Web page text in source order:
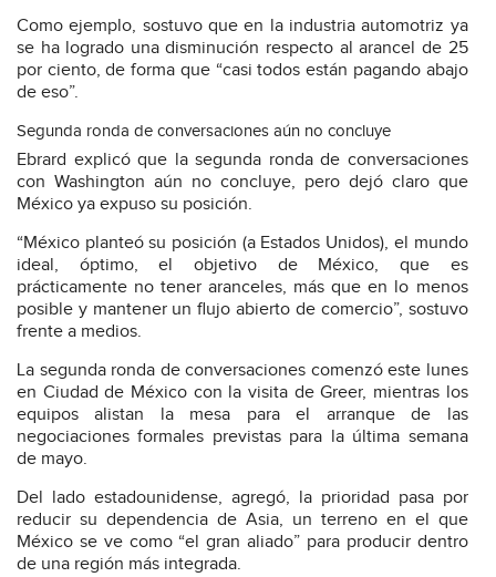
Como ejemplo, sostuvo que en la industria automotriz ya
se ha logrado una disminución respecto al arancel de 25
por ciento, de forma que “casi todos están pagando abajo
de eso”.
Segunda ronda de conversaciones aún no concluye
Ebrard explicó que la segunda ronda de conversaciones
con Washington aún no concluye, pero dejó claro que
México ya expuso su posición.
“México planteó su posición (a Estados Unidos), el mundo
ideal, óptimo, el objetivo de México, que es
prácticamente no tener aranceles, más que en lo menos
posible y mantener un flujo abierto de comercio”, sostuvo
frente a medios.
La segunda ronda de conversaciones comenzó este lunes
en Ciudad de México con la visita de Greer, mientras los
equipos alistan la mesa para el arranque de las
negociaciones formales previstas para la última semana
de mayo.
Del lado estadounidense, agregó, la prioridad pasa por
reducir su dependencia de Asia, un terreno en el que
México se ve como “el gran aliado” para producir dentro
de una región más integrada.